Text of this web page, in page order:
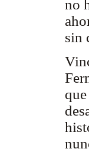
no
sin